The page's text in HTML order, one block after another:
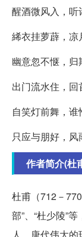
醒酒微风入，听
絺衣挂萝薜，凉
幽意忽不惬，归
出门流水住，回
自笑灯前舞，谁
只应与朋好，风
作者简介(杜
杜甫（712－
部”、“杜少陵”
人，唐代伟大的